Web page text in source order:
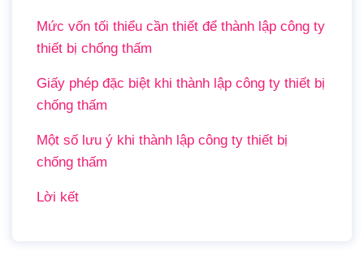
Mức vốn tối thiểu cần thiết để thành lập công ty
thiết bị chống thấm
Giấy phép đặc biệt khi thành lập công ty thiết bị
chống thấm
Một số lưu ý khi thành lập công ty thiết bị
chống thấm
Lời kết